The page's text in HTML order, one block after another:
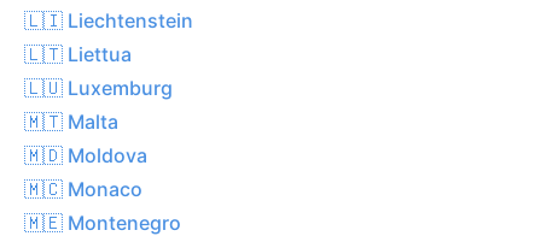
🇱🇮 Liechtenstein
🇱🇹 Liettua
🇱🇺 Luxemburg
🇲🇹 Malta
🇲🇩 Moldova
🇲🇨 Monaco
🇲🇪 Montenegro